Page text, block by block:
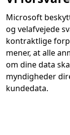
Microsoft
og velafvejede
kontraktlige
mener, at alle
om dine data
myndigheder
kundedata.